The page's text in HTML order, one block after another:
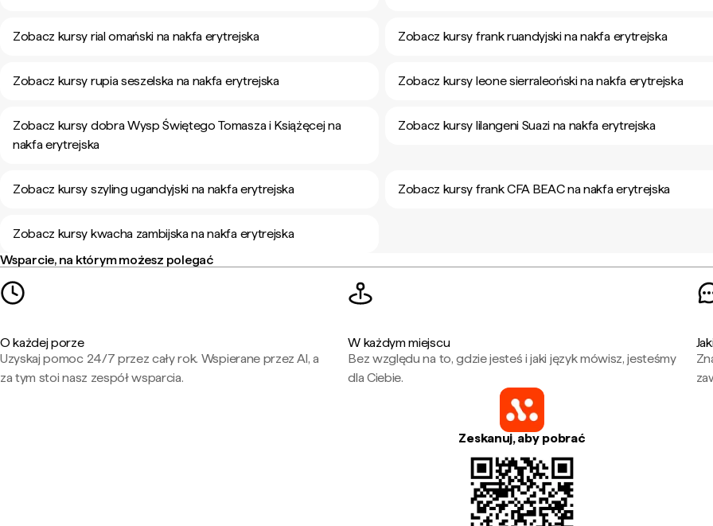
Zobacz kursy rial omański na nakfa erytrejska Zobacz kursy frank ruandyjski na nakfa erytrejska
Zobacz kursy rupia seszelska na nakfa erytrejska Zobacz kursy leone sierraleoński na nakfa erytrejska
Zobacz kursy dobra Wysp Świętego Tomasza i Książęcej na
nakfa erytrejska
Zobacz kursy lilangeni Suazi na nakfa erytrejska
Zobacz kursy szyling ugandyjski na nakfa erytrejska Zobacz kursy frank CFA BEAC na nakfa erytrejska
Zobacz kursy kwacha zambijska na nakfa erytrejska
Wsparcie, na którym możesz polegać
O każdej porze
Uzyskaj pomoc 24/7 przez cały rok. Wspierane przez AI, a
za tym stoi nasz zespół wsparcia.
W każdym miejscu
Bez względu na to, gdzie jesteś i jaki język mówisz, jesteśmy
dla Ciebie.
Zeskanuj, aby pobrać